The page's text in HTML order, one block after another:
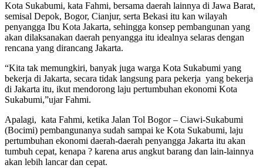
Kota Sukabumi, kata Fahmi, bersama daerah lainnya di Jawa Barat,
semisal Depok, Bogor, Cianjur, serta Bekasi itu kan wilayah
penyangga Ibu Kota Jakarta, sehingga konsep pembangunan yang
akan dilaksanakan daerah penyangga itu idealnya selaras dengan
rencana yang dirancang Jakarta.
“Kita tak memungkiri, banyak juga warga Kota Sukabumi yang
bekerja di Jakarta, secara tidak langsung para pekerja yang bekerja
di Jakarta itu, ikut mendorong laju pertumbuhan ekonomi Kota
Sukabumi,”ujar Fahmi.
Apalagi, kata Fahmi, ketika Jalan Tol Bogor – Ciawi-Sukabumi
(Bocimi) pembangunanya sudah sampai ke Kota Sukabumi, laju
pertumbuhan ekonomi daerah-daerah penyangga Jakarta itu akan
tumbuh cepat, kenapa ? karena arus angkut barang dan lain-lainnya
akan lebih lancar dan cepat.